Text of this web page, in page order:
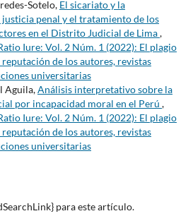
Sotelo, El sicariato y la
penal y el tratamiento de los
en el Distrito Judicial de Lima,
Iure: Vol. 2 Núm. 1 (2022): El plagio
de los autores, revistas
universitarias
Aguila,Análisis interpretativo sobre la
por incapacidad moral en el Perú ,
Iure: Vol. 2 Núm. 1 (2022): El plagio
de los autores, revistas
universitarias
para este artículo.